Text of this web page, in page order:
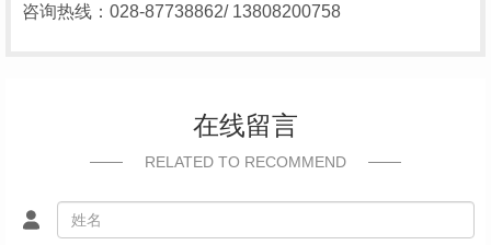
咨询热线：028-87738862/ 13808200758
在线留言
RELATED TO RECOMMEND